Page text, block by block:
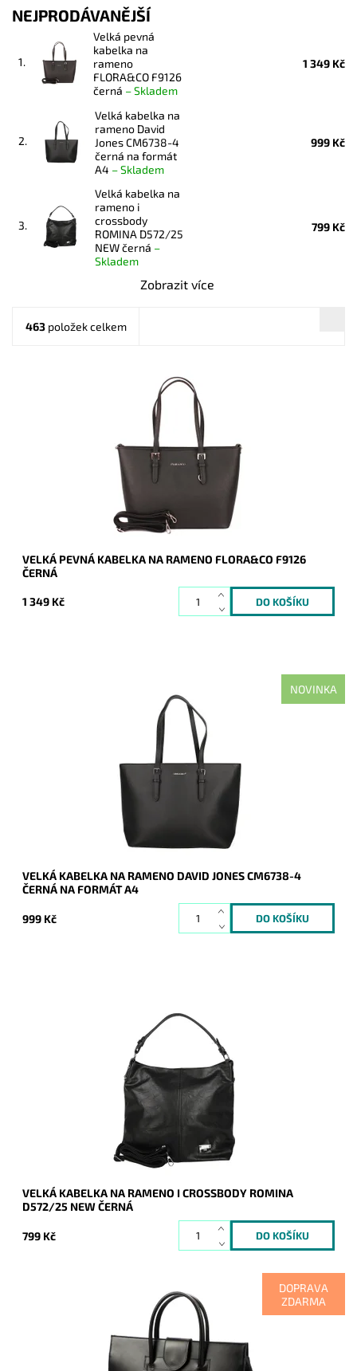
NEJPRODÁVANĚJŠÍ
1.
Velká pevná
kabelka na
rameno
FLORA&CO F9126
černá –Skladem
1 349 Kč
2.
Velká kabelka na
rameno David
Jones CM6738-4
černá na formát
A4 –Skladem
999 Kč
3.
Velká kabelka na
rameno i
crossbody
ROMINA D572/25
NEW černá –
Skladem
799 Kč
Zobrazit více
463 položek celkem
Pevná velká elegantní kabelka do ruky i na rameno značky
FLORA&CO se stříbrnými doplňky.
1429
FLORA&CO
2 roky
VELKÁ PEVNÁ KABELKA NA RAMENO FLORA&CO F9126
ČERNÁ
1 349 Kč
NOVINKA
Nejprodávanější kabelka roku 2025 - velká černá kabelka na
rameno na formát A4 s neděleným vnitřním prostorem.
21135
David Jones Paris
2 roky
VELKÁ KABELKA NA RAMENO DAVID JONES CM6738-4
ČERNÁ NA FORMÁT A4
999 Kč
Jedna z nejprodávanějších kabelek roku 2024 a 2025 je zpět
a v novém designu - je doplněna o aplikaci značky na čelní
Skladem
20939
ROMINA&CO
2 roky
VELKÁ KABELKA NA RAMENO I CROSSBODY ROMINA
D572/25 NEW ČERNÁ
799 Kč
DOPRAVA
ZDARMA
Velmi elegantní, originální, praktická, velká a cenově dostupná
je tato černá kožená dámská business taška do ruky Camilla
na dokumenty o ...
Skladem